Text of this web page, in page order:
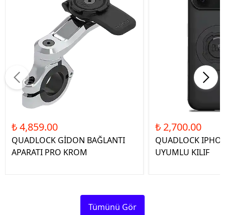
₺ 4,859.00
QUADLOCK GİDON BAĞLANTI
APARATI PRO KROM
₺ 2,700.00
QUADLOCK
UYUMLU KILIF
Tümünü Gör